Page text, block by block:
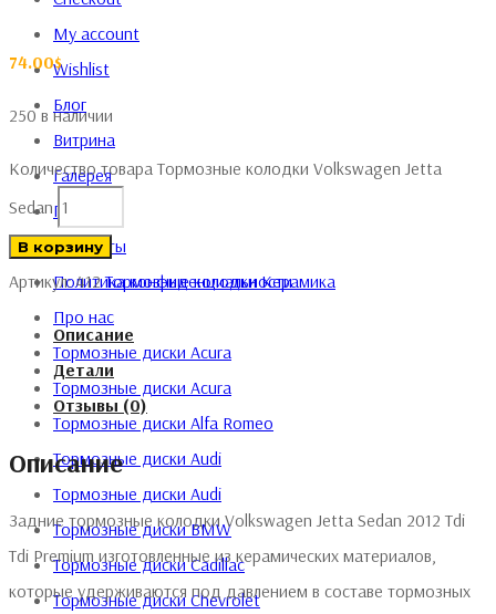
My account
Wishlist
Блог
Витрина
Галерея
Главная
Контакты
Политика конфиденциальности
Про нас
Тормозные диски Acura
Тормозные диски Acura
Тормозные диски Alfa Romeo
Тормозные диски Audi
Тормозные диски Audi
Тормозные диски BMW
Тормозные диски Cadillac
Тормозные диски Chevrolet
74.00$
250 в наличии
Количество товара Тормозные колодки Volkswagen Jetta
Sedan
В корзину
Артикул:412 Тормозные колодки Керамика
Описание
Детали
Отзывы (0)
Описание
Задние тормозные колодки Volkswagen Jetta Sedan 2012 Tdi
Tdi Premium изготовленные из керамических материалов,
которые удерживаются под давлением в составе тормозных